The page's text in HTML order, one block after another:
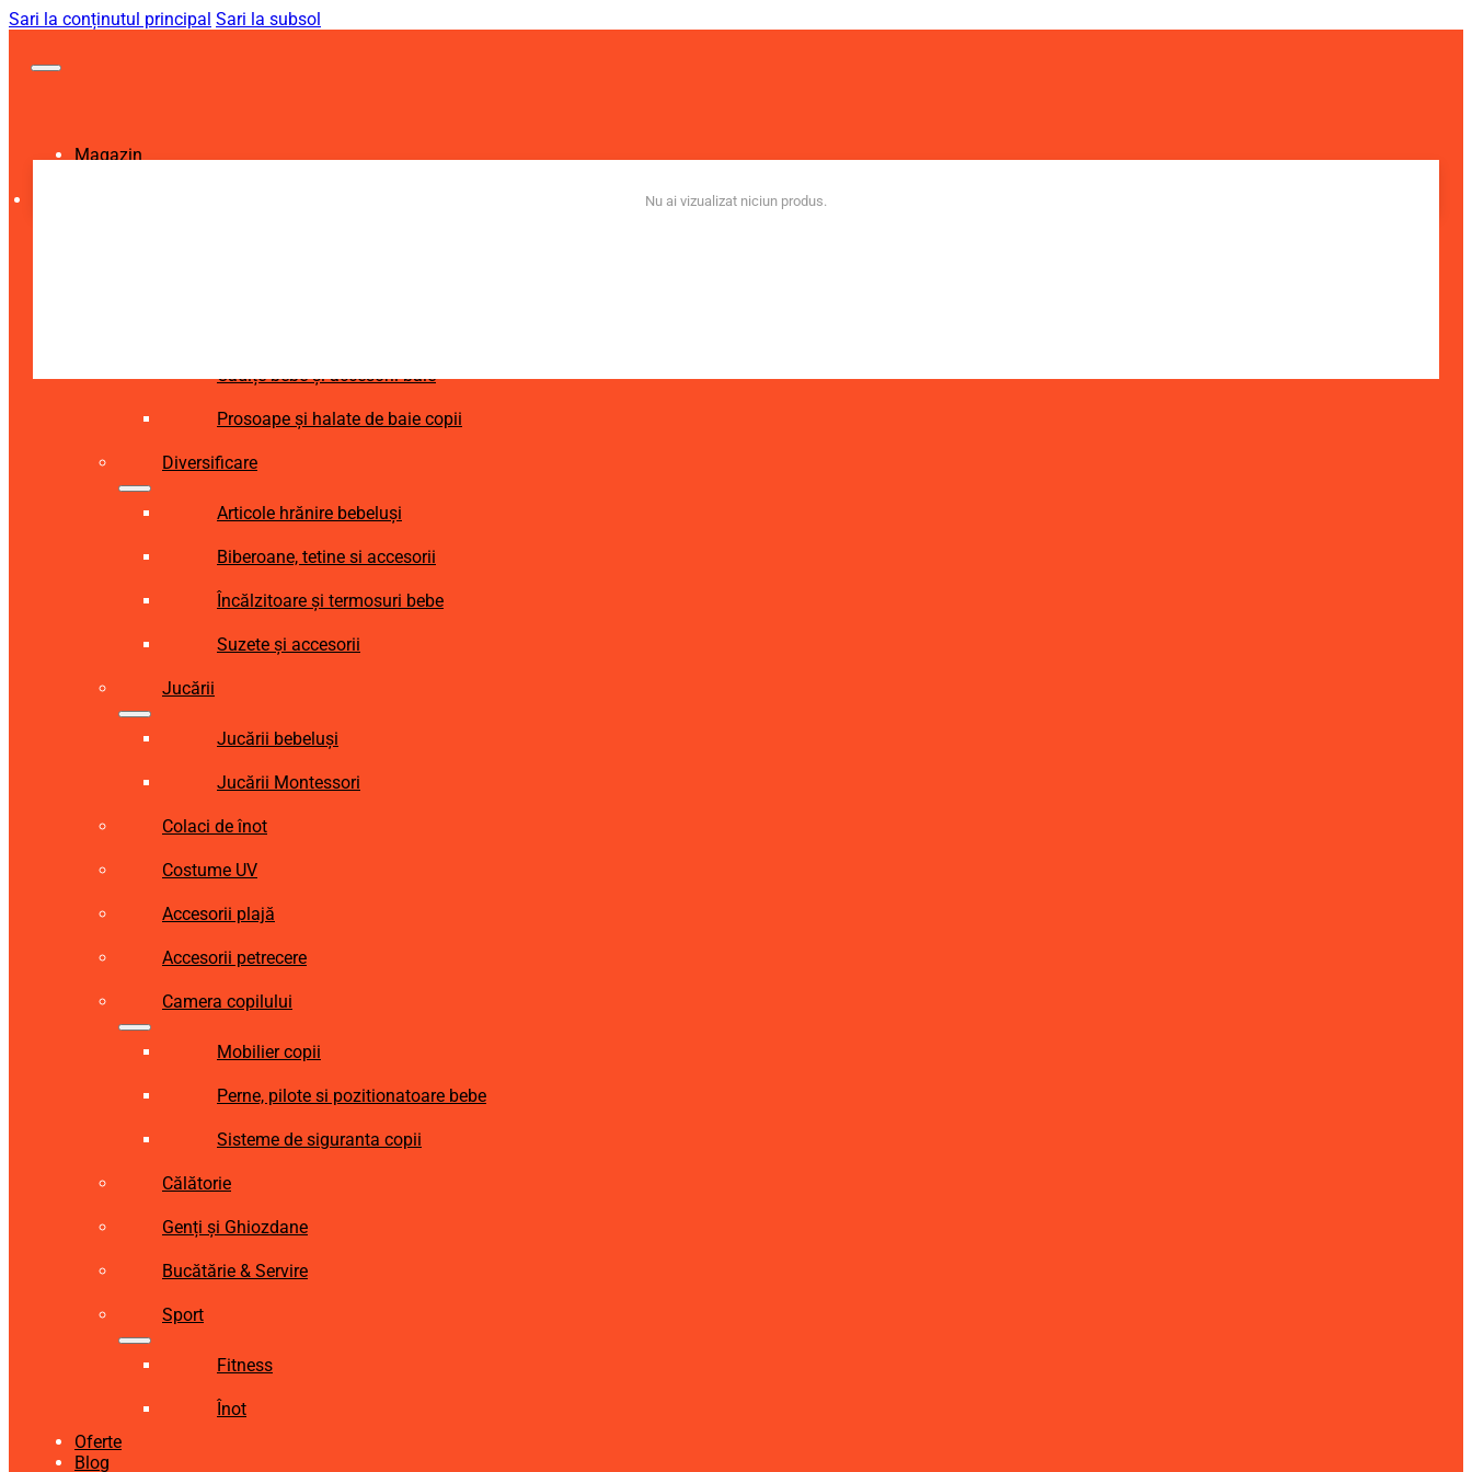
Sari la conținutul principal Sari la subsol
Magazin
Cădițe bebe și accesorii baie
Prosoape și halate de baie copii
Diversificare
Articole hrănire bebeluși
Biberoane, tetine si accesorii
Încălzitoare și termosuri bebe
Suzete și accesorii
Jucării
Jucării bebeluși
Jucării Montessori
Colaci de înot
Costume UV
Accesorii plajă
Accesorii petrecere
Camera copilului
Mobilier copii
Perne, pilote si pozitionatoare bebe
Sisteme de siguranta copii
Călătorie
Genți și Ghiozdane
Bucătărie & Servire
Sport
Fitness
Înot
Oferte
Blog
Nu ai vizualizat niciun produs.